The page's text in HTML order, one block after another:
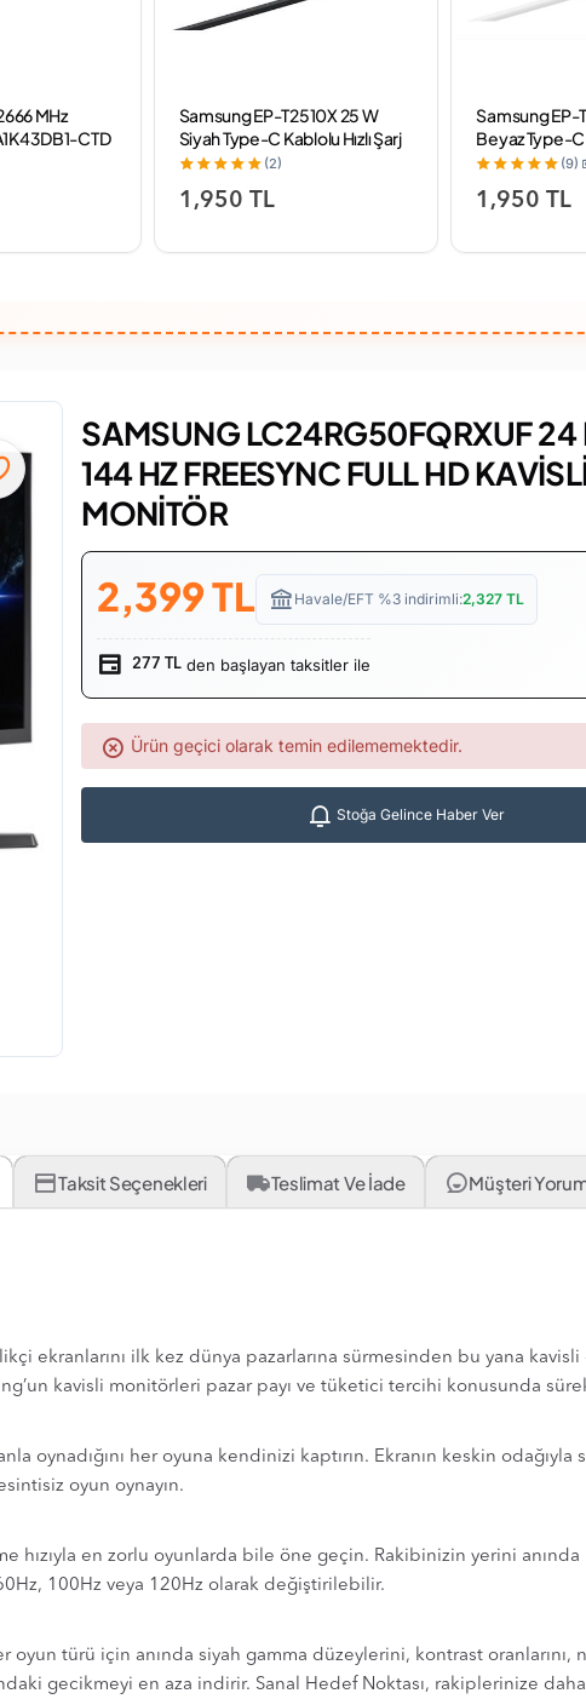
MHz
CTD
Samsung EP-T2510X 25 W
Siyah Type-C Kablolu Hızlı Şarj
Aleti
(2)
1,950 TL
Samsung EP-
Beyaz Type-C
Aleti
(9)
1,950 TL
SAMSUNG LC24RG50FQRXUF 24
144 HZ FREESYNC FULL HD
MONİTÖR
2,399TL Havale/EFT %3 indirimli:2,327 TL
277 TL den başlayan taksitler ile
Ürün geçici olarak temin edilememektedir.
Stoğa Gelince Haber Ver
Taksit Seçenekleri Teslimat Ve İade Müşteri
ekranlarını ilk kez dünya pazarlarına sürmesinden bu yana
kavisli monitörleri pazar payı ve tüketici tercihi konusunda
oynadığını her oyuna kendinizi kaptırın. Ekranın keskin
oyun oynayın.
hızıyla en zorlu oyunlarda bile öne geçin. Rakibinizin yerini
100Hz veya 120Hz olarak değiştirilebilir.
türü için anında siyah gamma düzeylerini, kontrast oranlarını,
gecikmeyi en aza indirir. Sanal Hedef Noktası, rakiplerinize